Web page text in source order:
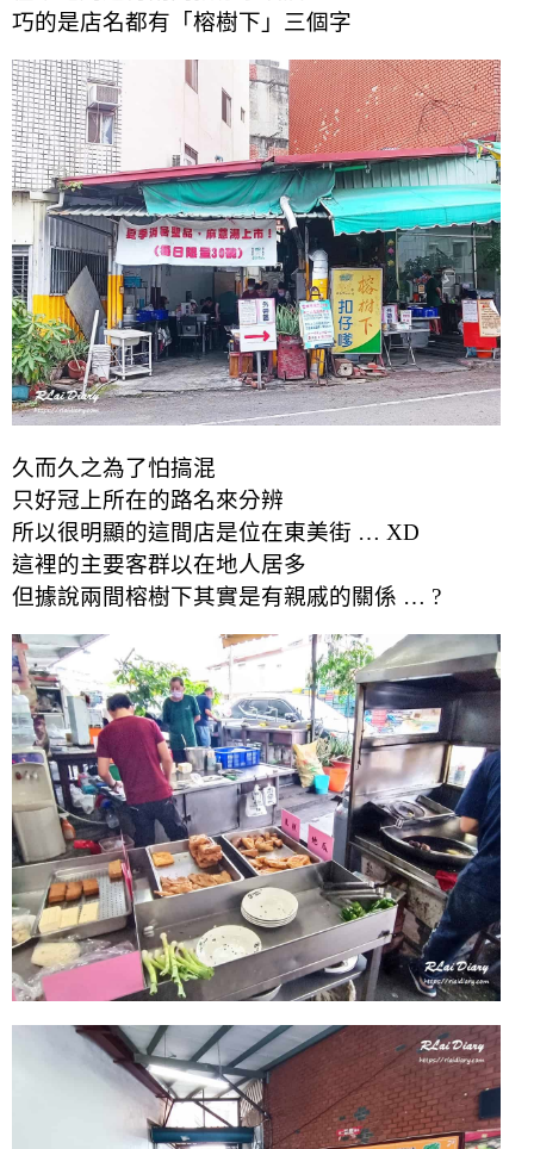
巧的是店名都有「榕樹下」三個字
久而久之為了怕搞混
只好冠上所在的路名來分辨
所以很明顯的這間店是位在東美街 … XD
這裡的主要客群以在地人居多
但據說兩間榕樹下其實是有親戚的關係 … ?